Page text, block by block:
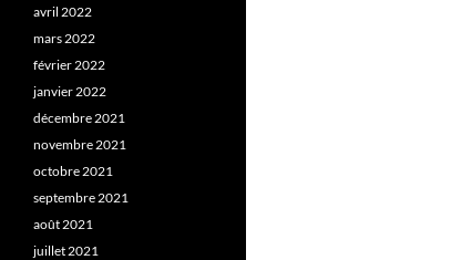
avril 2022
mars 2022
février 2022
janvier 2022
décembre 2021
novembre 2021
octobre 2021
septembre 2021
août 2021
juillet 2021